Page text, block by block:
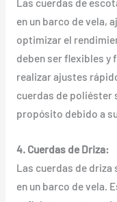
Las cuerdas de
en un barco de vela,
optimizar el
deben ser flexibles y
realizar ajustes
cuerdas de poliéster
propósito debido a
4. Cuerdas de Driza:
Las cuerdas de driza
en un barco de vela.